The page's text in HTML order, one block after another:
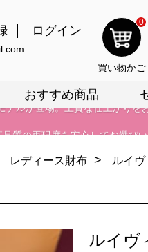
ログイン
0
買い物かご
おすすめ商品
質の再現度を安心してお選びい
得な割引をご利用いただけます
ルが登場。上質な仕上がりを
質の再現度を安心してお選び
ルが登場。上質な仕上がりを
レディース財布 > ルイ
ルイヴ